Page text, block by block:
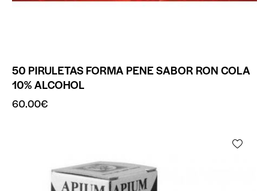
50 PIRULETAS FORMA PENE SABOR RON COLA
10% ALCOHOL
60.00€